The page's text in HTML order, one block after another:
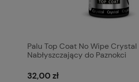
Palu Top Coat No Wipe Crystal
Nabłyszczający do Paznokci
32,00 zł